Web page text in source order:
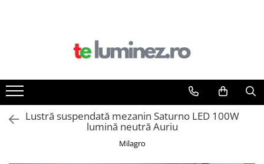
Iluminat baie
Iluminat exterior
Lustră suspendată mezanin Saturno LED 100W
lumină neutră Auriu
Milagro